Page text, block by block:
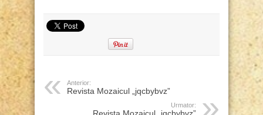
Anterior:
Revista Mozaicul „jqcbybvz”
Urmator: